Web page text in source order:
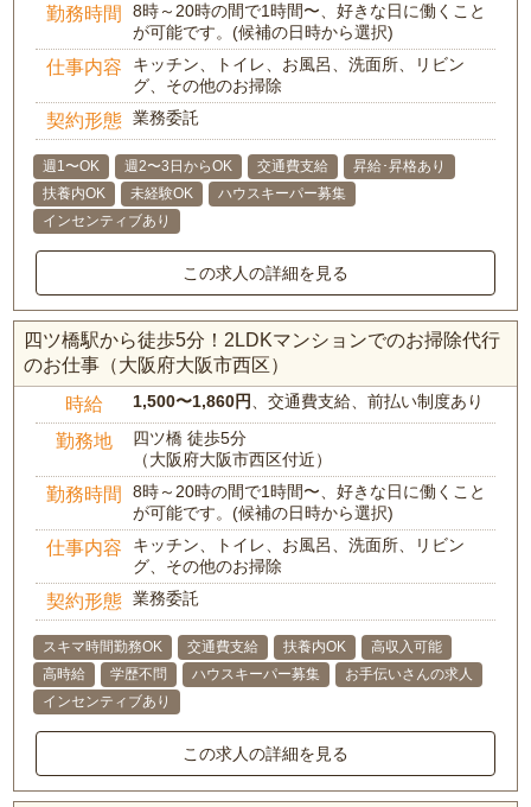
勤務時間
8時～20時の間で1時間〜、好きな日に働くこと
が可能です。(候補の日時から選択)
仕事内容
キッチン、トイレ、お風呂、洗面所、リビン
グ、その他のお掃除
契約形態 業務委託
週1〜OK 週2〜3日からOK 交通費支給
昇給･昇格あり
扶養内OK
未経験OK
ハウスキーパー募集
インセンティブあり
この求人の詳細を見る
四ツ橋駅から徒歩5分！2LDKマンションでのお掃除代行
のお仕事（大阪府大阪市西区）
時給 1,500〜1,860円、交通費支給、前払い制度あり
勤務地
四ツ橋 徒歩5分
（大阪府大阪市西区付近）
勤務時間
8時～20時の間で1時間〜、好きな日に働くこと
が可能です。(候補の日時から選択)
仕事内容
キッチン、トイレ、お風呂、洗面所、リビン
グ、その他のお掃除
契約形態 業務委託
スキマ時間勤務OK 交通費支給 扶養内OK
高収入可能
高時給
学歴不問 ハウスキーパー募集
お手伝いさんの求人
インセンティブあり
この求人の詳細を見る